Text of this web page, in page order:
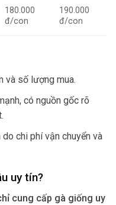
180.000
đ/con
190.000
đ/con
và số lượng mua.
có nguồn gốc rõ
chi phí vận chuyển và
uy tín?
cung cấp gà giống uy